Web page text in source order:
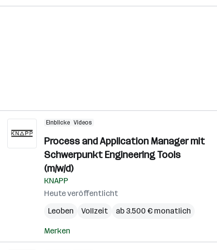
Einblicke Videos
Process and Application Manager mit
Schwerpunkt Engineering Tools
(m/w/d)
KNAPP
Heute veröffentlicht
Leoben
Vollzeit ab 3.500 € monatlich
Merken